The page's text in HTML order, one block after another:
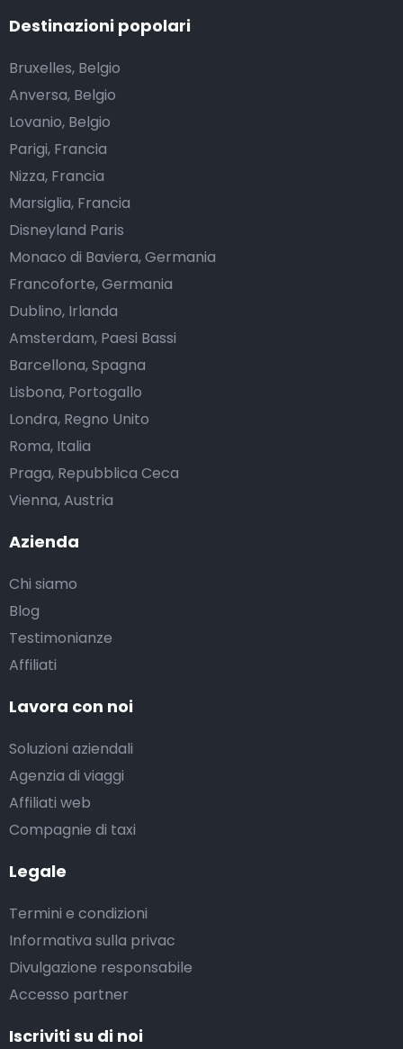
Azienda
Chi siamo
Blog
Testimonianze
Affiliati
Lavora con noi
Soluzioni aziendali
Agenzia di viaggi
Affiliati web
Compagnie di taxi
Legale
Termini e condizioni
Informativa sulla privac
Divulgazione responsabile
Accesso partner
Destinazioni popolari
Bruxelles, Belgio
Anversa, Belgio
Lovanio, Belgio
Parigi, Francia
Nizza, Francia
Marsiglia, Francia
Disneyland Paris
Monaco di Baviera, Germania
Francoforte, Germania
Dublino, Irlanda
Amsterdam, Paesi Bassi
Barcellona, Spagna
Lisbona, Portogallo
Londra, Regno Unito
Roma, Italia
Praga, Repubblica Ceca
Vienna, Austria
Iscriviti su di noi